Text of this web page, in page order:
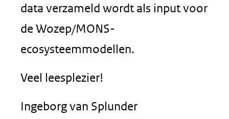
data verzameld wordt als input voor
de Wozep/MONS-
ecosysteemmodellen.
Veel leesplezier!
Ingeborg van Splunder